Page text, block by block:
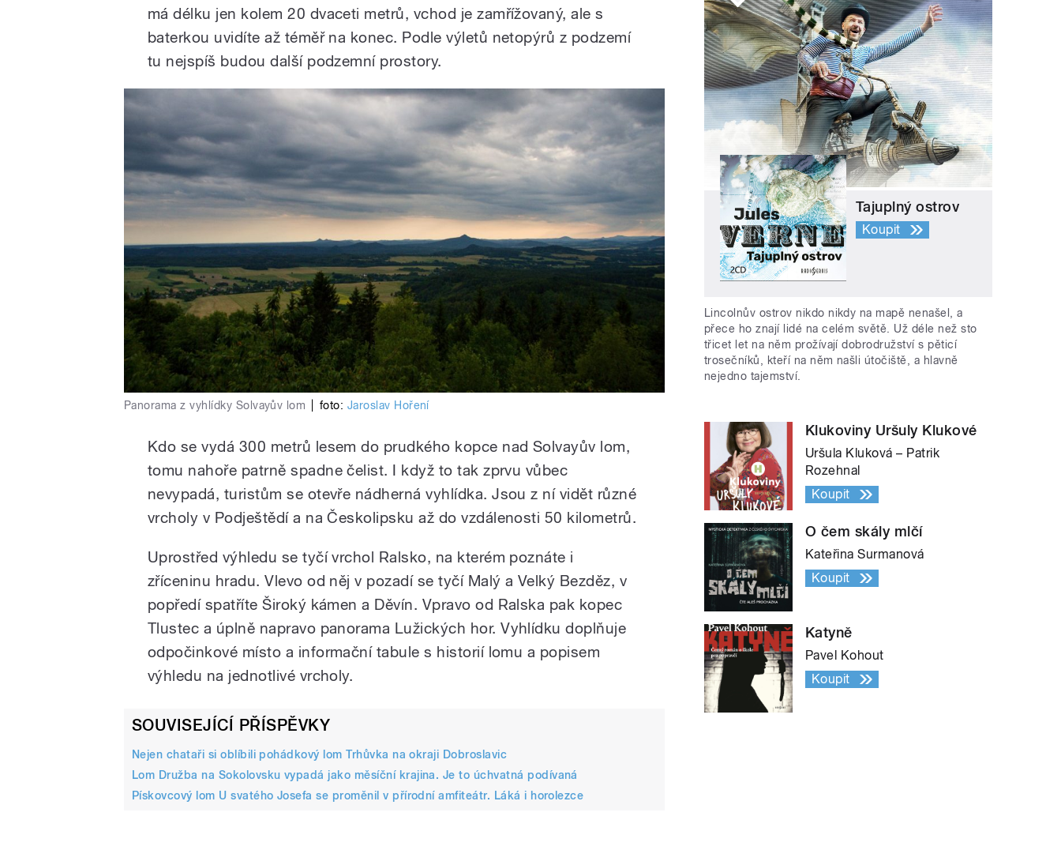
má délku jen kolem 20 dvaceti metrů, vchod je zamřížovaný, ale s
baterkou uvidíte až téměř na konec. Podle výletů netopýrů z podzemí
tu nejspíš budou další podzemní prostory.
Panorama z vyhlídky Solvayův lom foto: Jaroslav Hoření
Kdo se vydá 300 metrů lesem do prudkého kopce nad Solvayův lom,
tomu nahoře patrně spadne čelist. I když to tak zprvu vůbec
nevypadá, turistům se otevře nádherná vyhlídka. Jsou z ní vidět různé
vrcholy v Podještědí a na Českolipsku až do vzdálenosti 50 kilometrů.
Uprostřed výhledu se tyčí vrchol Ralsko, na kterém poznáte i
zříceninu hradu. Vlevo od něj v pozadí se tyčí Malý a Velký Bezděz, v
popředí spatříte Široký kámen a Děvín. Vpravo od Ralska pak kopec
Tlustec a úplně napravo panorama Lužických hor. Vyhlídku doplňuje
odpočinkové místo a informační tabule s historií lomu a popisem
výhledu na jednotlivé vrcholy.
SOUVISEJÍCÍ PŘÍSPĚVKY
Nejen chataři si oblíbili pohádkový lom Trhůvka na okraji Dobroslavic
Lom Družba na Sokolovsku vypadá jako měsíční krajina. Je to úchvatná podívaná
Pískovcový lom U svatého Josefa se proměnil v přírodní amfiteátr. Láká i horolezce
Tajuplný ostrov
Koupit
Lincolnův ostrov nikdo nikdy na mapě nenašel, a
přece ho znají lidé na celém světě. Už déle než sto
třicet let na něm prožívají dobrodružství s pěticí
trosečníků, kteří na něm našli útočiště, a hlavně
nejedno tajemství.
Klukoviny Uršuly Klukové
Uršula Kluková – Patrik
Rozehnal
Koupit
O čem skály mlčí
Kateřina Surmanová
Koupit
Katyně
Pavel Kohout
Koupit